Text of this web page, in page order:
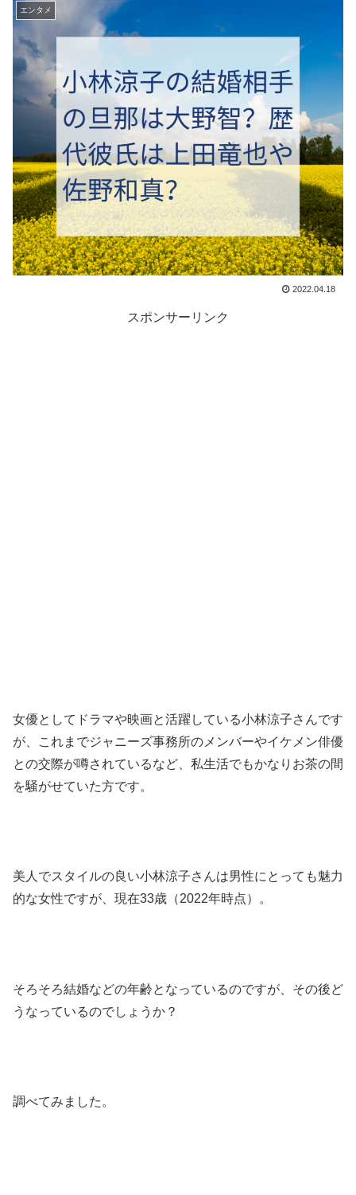
エンタメ
2022.04.18
スポンサーリンク
女優としてドラマや映画と活躍している小林涼子さんです
が、これまでジャニーズ事務所のメンバーやイケメン俳優
との交際が噂されているなど、私生活でもかなりお茶の間
を騒がせていた方です。
美人でスタイルの良い小林涼子さんは男性にとっても魅力
的な女性ですが、現在33歳（2022年時点）。
そろそろ結婚などの年齢となっているのですが、その後ど
うなっているのでしょうか？
調べてみました。